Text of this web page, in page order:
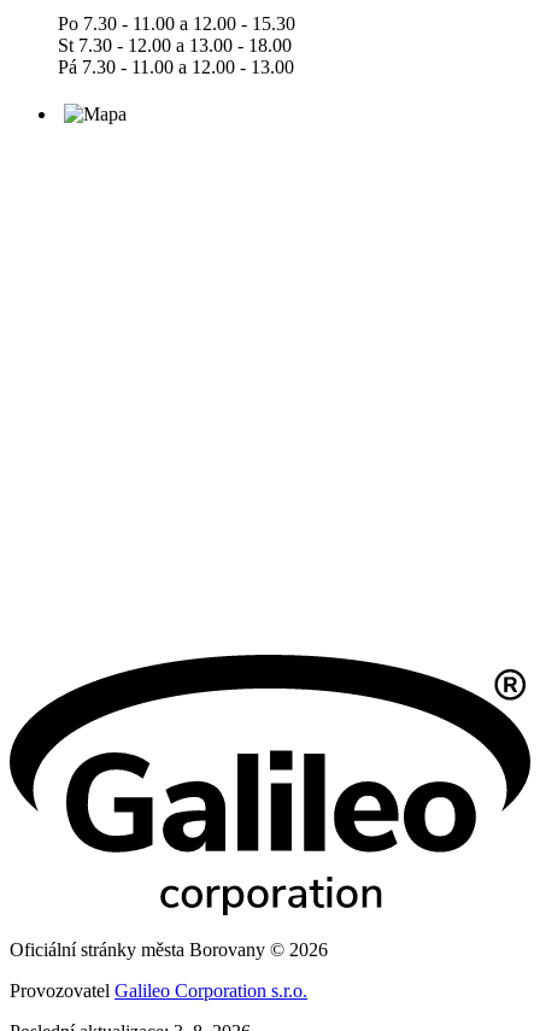
Po 7.30 - 11.00 a 12.00 - 15.30
St 7.30 - 12.00 a 13.00 - 18.00
Pá 7.30 - 11.00 a 12.00 - 13.00
Oficiální stránky města Borovany © 2026
Provozovatel Galileo Corporation s.r.o.